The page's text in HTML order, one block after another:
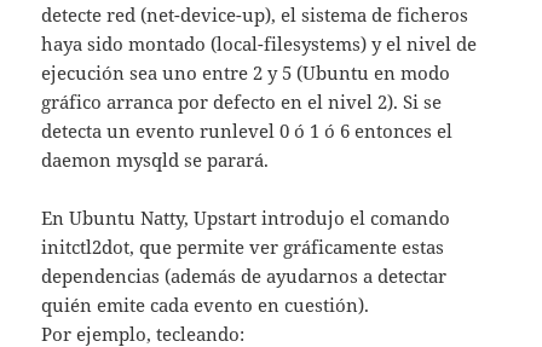
detecte red (net-device-up), el sistema de ficheros
haya sido montado (local-filesystems) y el nivel de
ejecución sea uno entre 2 y 5 (Ubuntu en modo
gráfico arranca por defecto en el nivel 2). Si se
detecta un evento runlevel 0 ó 1 ó 6 entonces el
daemon mysqld se parará.
En Ubuntu Natty, Upstart introdujo el comando
initctl2dot, que permite ver gráficamente estas
dependencias (además de ayudarnos a detectar
quién emite cada evento en cuestión).
Por ejemplo, tecleando: